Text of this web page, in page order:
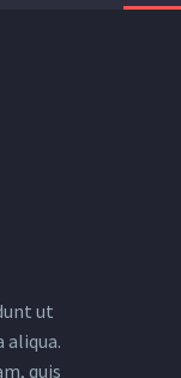
ut
aliqua.
quis